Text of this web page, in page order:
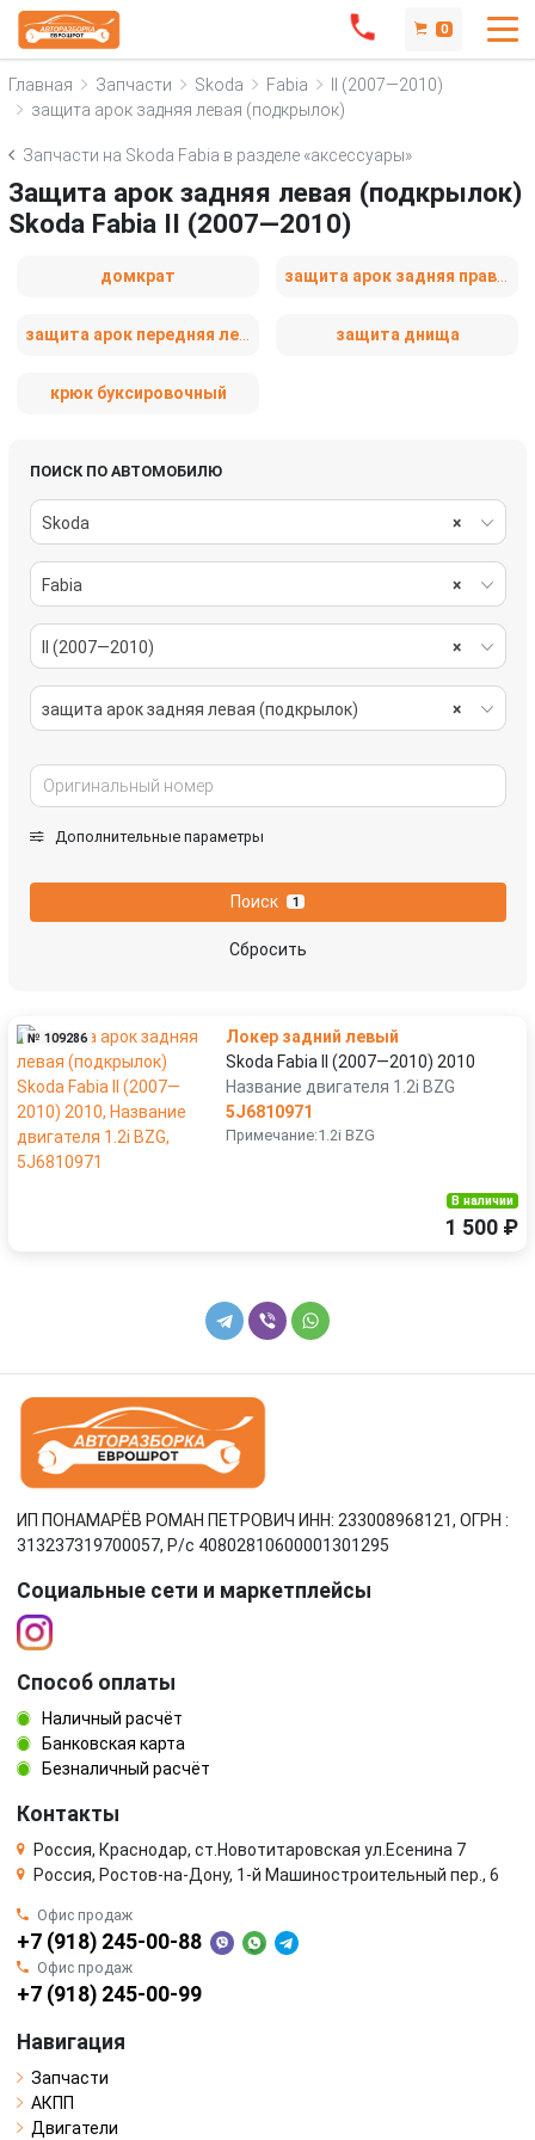
0
Главная Запчасти Skoda Fabia
II (2007—2010)
защита арок задняя левая (подкрылок)
Запчасти на Skoda Fabia в разделе «аксессуары»
Защита арок задняя левая (подкрылок)
Skoda Fabia II (2007—2010)
домкрат
защита днища
крюк буксировочный
ПОИСК ПО АВТОМОБИЛЮ
×
Skoda
×
Fabia
×
II (2007—2010)
×
защита арок задняя левая (подкрылок)
Дополнительные параметры
Поиск 1
Сбросить
№ 109286
Локер задний левый
Skoda Fabia II (2007—2010) 2010
Название двигателя 1.2i BZG
5J6810971
Примечание:1.2i BZG
В наличии
1 500 ₽
ИП ПОНАМАРЁВ РОМАН ПЕТРОВИЧ ИНН: 233008968121, ОГРН :
313237319700057, Р/c 40802810600001301295
Социальные сети и маркетплейсы
Способ оплаты
Наличный расчёт
Банковская карта
Безналичный расчёт
Контакты
Россия, Краснодар, ст.Новотитаровская ул.Есенина 7
Россия, Ростов-на-Дону, 1-й Машиностроительный пер., 6
Офис продаж
+7 (918) 245-00-88
Офис продаж
+7 (918) 245-00-99
Навигация
Запчасти
АКПП
Двигатели